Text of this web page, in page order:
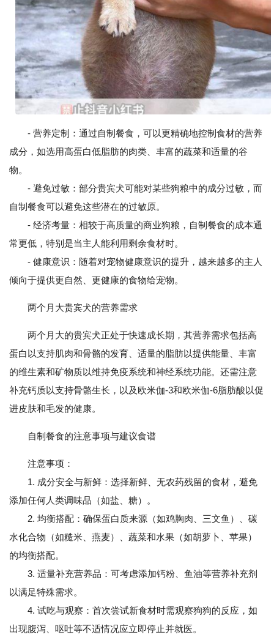
- 营养定制：通过自制餐食，可以更精确地控制食材的营养
成分，如选用高蛋白低脂肪的肉类、丰富的蔬菜和适量的谷
物。
- 避免过敏：部分贵宾犬可能对某些狗粮中的成分过敏，而
自制餐食可以避免这些潜在的过敏原。
- 经济考量：相较于高质量的商业狗粮，自制餐食的成本通
常更低，特别是当主人能利用剩余食材时。
- 健康意识：随着对宠物健康意识的提升，越来越多的主人
倾向于提供更自然、更健康的食物给宠物。
两个月大贵宾犬的营养需求
两个月大的贵宾犬正处于快速成长期，其营养需求包括高
蛋白以支持肌肉和骨骼的发育、适量的脂肪以提供能量、丰富
的维生素和矿物质以维持免疫系统和神经系统功能。还需注意
补充钙质以支持骨骼生长，以及欧米伽-3和欧米伽-6脂肪酸以促
进皮肤和毛发的健康。
自制餐食的注意事项与建议食谱
注意事项：
1. 成分安全与新鲜：选择新鲜、无农药残留的食材，避免
添加任何人类调味品（如盐、糖）。
2. 均衡搭配：确保蛋白质来源（如鸡胸肉、三文鱼）、碳
水化合物（如糙米、燕麦）、蔬菜和水果（如胡萝卜、苹果）
的均衡搭配。
3. 适量补充营养品：可考虑添加钙粉、鱼油等营养补充剂
以满足特殊需求。
4. 试吃与观察：首次尝试新食材时需观察狗狗的反应，如
出现腹泻、呕吐等不适情况应立即停止并就医。